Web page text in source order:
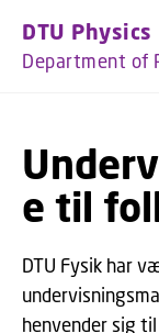
DTU Physics
Department of
e til
DTU Fysik har
henvender sig